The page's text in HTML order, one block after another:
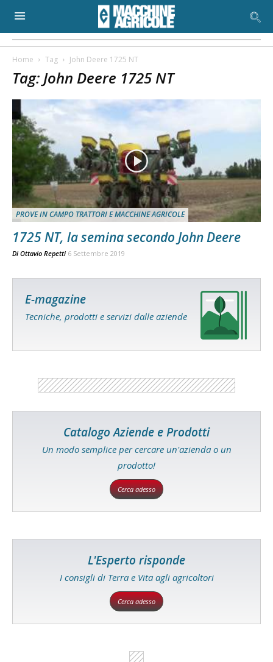
Home Tag John Deere 1725 NT
Tag: John Deere 1725 NT
PROVE IN CAMPO TRATTORI E MACCHINE AGRICOLE
1725 NT, la semina secondo John Deere
Di Ottavio Repetti 6 Settembre 2019
E-magazine
Tecniche, prodotti e servizi dalle aziende
Catalogo Aziende e Prodotti
Un modo semplice per cercare un'azienda o un
prodotto!
Cerca adesso
L'Esperto risponde
I consigli di Terra e Vita agli agricoltori
Cerca adesso